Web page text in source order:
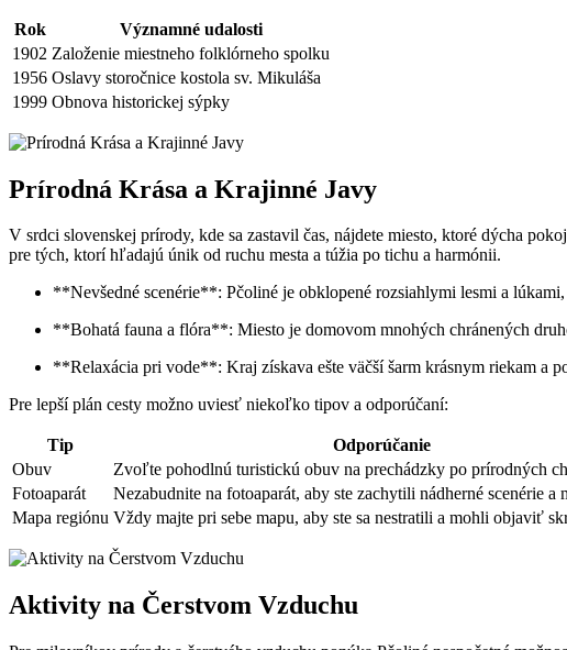
Rok
Významné udalosti
1902 Založenie ⁤miestneho folklórneho spolku
1956 Oslavy storočnice​ kostola sv. Mikuláša
1999 Obnova historickej ⁤sýpky
Prírodná Krása​ a Krajinné Javy
V srdci slovenskej prírody, kde ‍sa zastavil čas, nájdete miesto, ⁢ktoré dýcha
pre ⁣tých,⁤ ktorí hľadajú ⁤únik od‍ ruchu ‍mesta a ⁢túžia po tichu a harmónii.
**Nevšedné scenérie**: Pčoliné ​je obklopené rozsiahlymi lesmi a
**Bohatá fauna a flóra**: Miesto je domovom mnohých chránených
**Relaxácia pri vode**: Kraj ⁢získava ‌ešte väčší šarm‌ krásnym riekam a
Pre lepší ‍plán ⁤cesty možno uviesť niekoľko tipov a odporúčaní:
Tip
Odporúčanie
Obuv
Zvoľte pohodlnú turistickú obuv na prechádzky ⁢po prírodných
Fotoaparát
Nezabudnite na fotoaparát, aby ste zachytili nádherné ⁤scenérie a
Mapa⁣ regiónu Vždy majte pri sebe mapu, aby ste sa nestratili a mohli objaviť
Aktivity na Čerstvom Vzduchu